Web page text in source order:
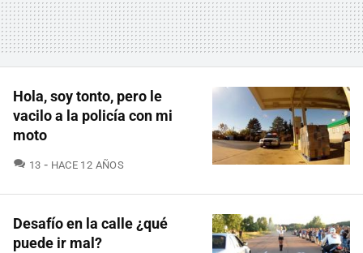
Hola, soy tonto, pero le
vacilo a la policía con mi
moto
13 COMENTARIOS
HACE 12 AÑOS
Desafío en la calle ¿qué
puede ir mal?